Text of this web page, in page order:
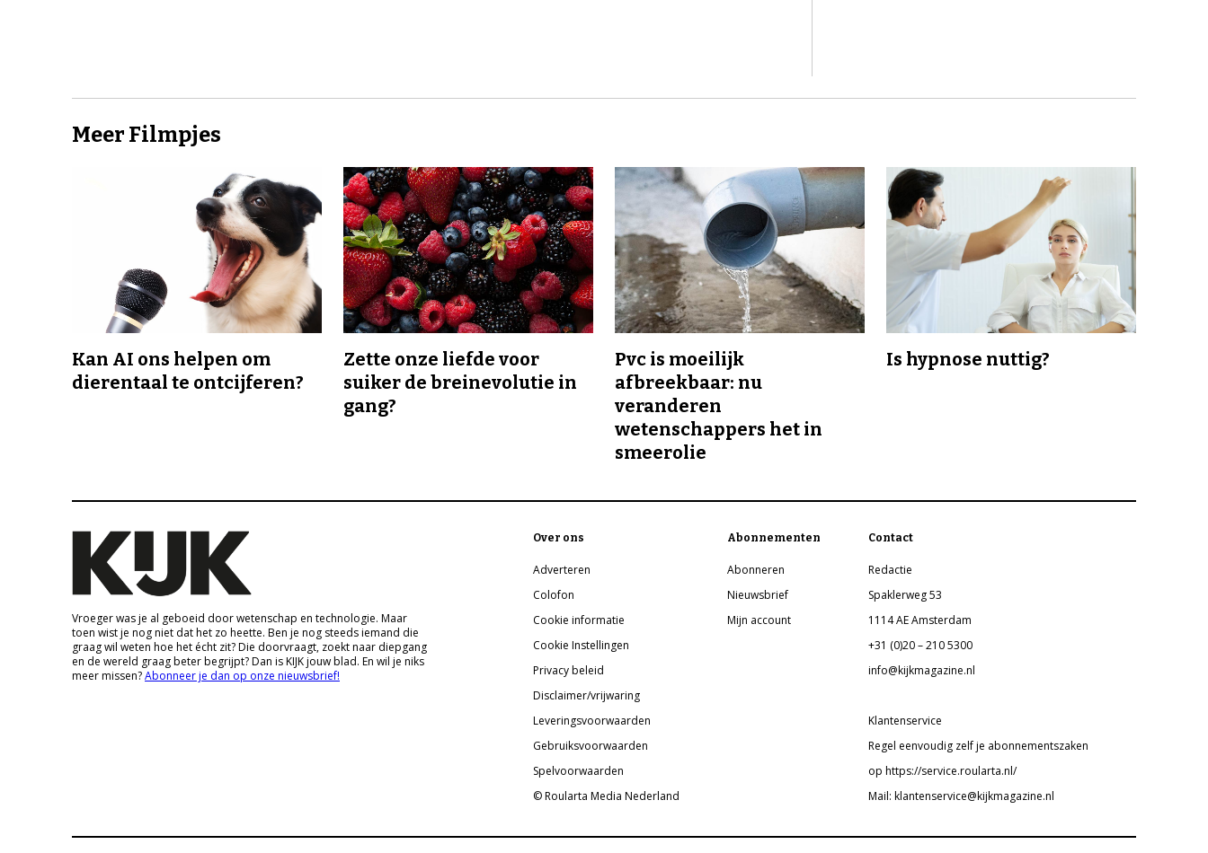
Meer Filmpjes
Kan AI ons helpen om
dierentaal te ontcijferen?
Zette onze liefde voor
suiker de breinevolutie in
gang?
Pvc is moeilijk
afbreekbaar: nu
veranderen
wetenschappers het in
smeerolie
Is hypnose nuttig?
Vroeger was je al geboeid door wetenschap en technologie. Maar
toen wist je nog niet dat het zo heette. Ben je nog steeds iemand die
graag wil weten hoe het écht zit? Die doorvraagt, zoekt naar diepgang
en de wereld graag beter begrijpt? Dan is KIJK jouw blad. En wil je niks
meer missen?Abonneer je dan op onze nieuwsbrief!
Over ons
Adverteren
Colofon
Cookie informatie
Cookie Instellingen
Privacy beleid
Disclaimer/vrijwaring
Leveringsvoorwaarden
Gebruiksvoorwaarden
Spelvoorwaarden
© Roularta Media Nederland
Abonnementen
Abonneren
Nieuwsbrief
Mijn account
Contact
Redactie
Spaklerweg 53
1114 AE Amsterdam
+31 (0)20 – 210 5300
info@kijkmagazine.nl
Klantenservice
Regel eenvoudig zelf je abonnementszaken
op https://service.roularta.nl/
Mail: klantenservice@kijkmagazine.nl